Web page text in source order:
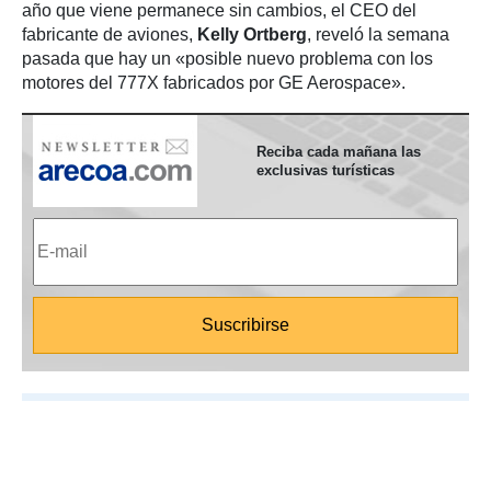
año que viene permanece sin cambios, el CEO del
fabricante de aviones, Kelly Ortberg, reveló la semana
pasada que hay un «posible nuevo problema con los
motores del 777X fabricados por GE Aerospace».
Reciba cada mañana las
exclusivas turísticas